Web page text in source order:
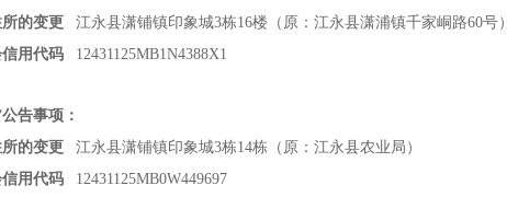
的变更
江永县潇铺镇印象城3栋16楼（原：江永县潇浦镇千家峒路60号）
用代码
12431125MB1N4388X1
告事项：
的变更
江永县潇铺镇印象城3栋14栋（原：江永县农业局）
用代码
12431125MB0W449697